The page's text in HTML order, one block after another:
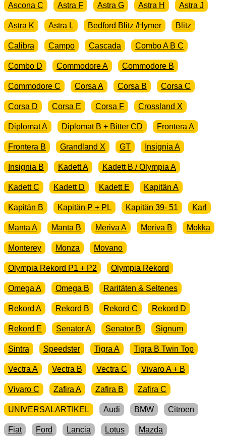
Ascona C Astra F Astra G Astra H Astra J
Astra K Astra L Bedford Blitz /Hymer Blitz
Calibra Campo Cascada Combo A B C
Combo D Commodore A Commodore B
Commodore C Corsa A Corsa B Corsa C
Corsa D Corsa E Corsa F Crossland X
Diplomat A Diplomat B + Bitter CD Frontera A
Frontera B Grandland X GT Insignia A
Insignia B Kadett A Kadett B / Olympia A
Kadett C Kadett D Kadett E Kapitän A
Kapitän B Kapitän P + PL Kapitän 39- 51 Karl
Manta A Manta B Meriva A Meriva B Mokka
Monterey Monza Movano
Olympia Rekord P1 + P2 Olympia Rekord
Omega A Omega B Raritäten & Seltenes
Rekord A Rekord B Rekord C Rekord D
Rekord E Senator A Senator B Signum
Sintra Speedster Tigra A Tigra B Twin Top
Vectra A Vectra B Vectra C Vivaro A + B
Vivaro C Zafira A Zafira B Zafira C
UNIVERSALARTIKEL Audi BMW Citroen
Fiat Ford Lancia Lotus Mazda